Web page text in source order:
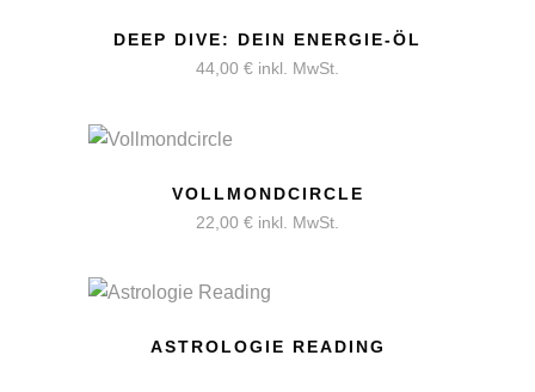
DEEP DIVE: DEIN ENERGIE-ÖL
44,00 € inkl. MwSt.
VOLLMONDCIRCLE
22,00 € inkl. MwSt.
ASTROLOGIE READING